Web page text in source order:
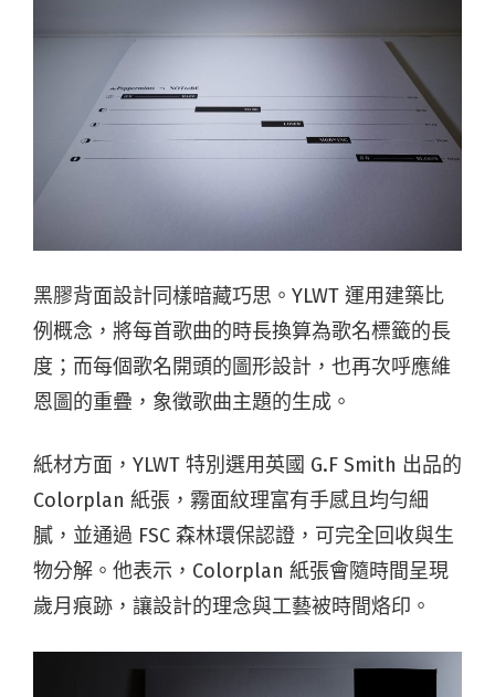
黑膠背面設計同樣暗藏巧思。YLWT 運用建築比
例概念，將每首歌曲的時長換算為歌名標籤的長
度；而每個歌名開頭的圖形設計，也再次呼應維
恩圖的重疊，象徵歌曲主題的生成。
紙材方面，YLWT 特別選用英國 G.F Smith 出品的
Colorplan 紙張，霧面紋理富有手感且均勻細
膩，並通過 FSC 森林環保認證，可完全回收與生
物分解。他表示，Colorplan 紙張會隨時間呈現
歲月痕跡，讓設計的理念與工藝被時間烙印。